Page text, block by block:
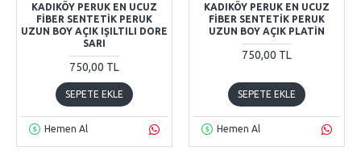
KADIKÖY PERUK EN UCUZ
FIBER SENTETIK PERUK
UZUN BOY AÇIK IŞILTILI DORE
SARI
750,00 TL
SEPETE EKLE
Hemen Al
KADIKÖY PERUK EN UCUZ
FIBER SENTETIK PERUK
UZUN BOY AÇIK PLATIN
750,00 TL
SEPETE EKLE
Hemen Al